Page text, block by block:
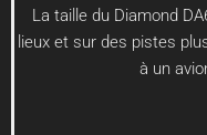
La taille du Diamond
lieux et sur des pistes
à un